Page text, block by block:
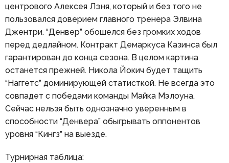
центрового Алексея Лэня, который и без того не
пользовался доверием главного тренера Элвина
Джентри. “Денвер” обошелся без громких ходов
перед дедлайном. Контракт Демаркуса Казинса был
гарантирован до конца сезона. В целом картина
останется прежней. Никола Йокич будет тащить
“Наггетс” доминирующей статисткой. Не всегда это
совпадет с победами команды Майка Мэлоуна.
Сейчас нельзя быть однозначно уверенным в
способности “Денвера” обыгрывать оппонентов
уровня “Кингз” на выезде.
Турнирная таблица: